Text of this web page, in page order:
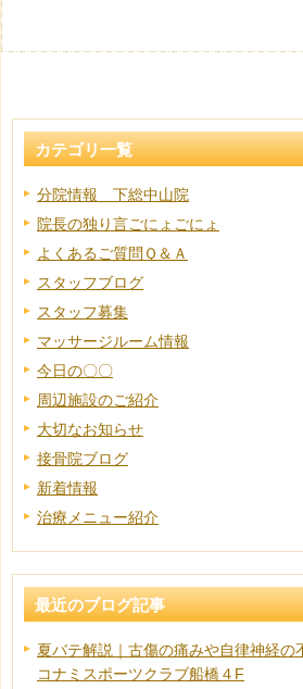
カテゴリ一覧
分院情報 下総中山院
院長の独り言ごにょごにょ
よくあるご質問Ｑ＆Ａ
スタッフブログ
スタッフ募集
マッサージルーム情報
今日の〇〇
周辺施設のご紹介
大切なお知らせ
接骨院ブログ
新着情報
治療メニュー紹介
最近のブログ記事
夏バテ解説｜古傷の痛みや自律神経
コナミスポーツクラブ船橋４F